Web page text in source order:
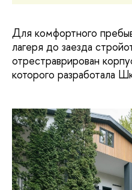
Для комфортного
лагеря до заезда
отрестраврирован
которого разработала